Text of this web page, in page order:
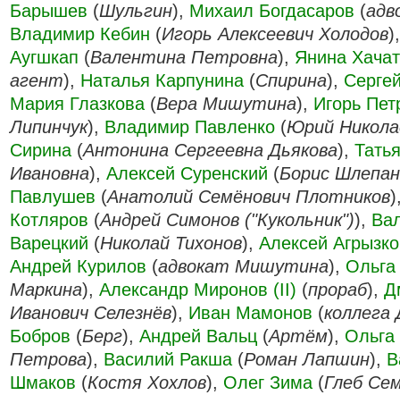
Барышев (Шульгин), Михаил Богдасаров (
Владимир Кебин (Игорь Алексеевич Холодов
Аугшкап (Валентина Петровна), Янина
агент), Наталья Карпунина (Спирина),
Мария Глазкова (Вера Мишутина), Игорь
Липинчук), Владимир Павленко (Юрий
Сирина (Антонина Сергеевна Дьякова),
Ивановна), Алексей Суренский (Борис
Павлушев (Анатолий Семёнович Плотников
Котляров (Андрей Симонов ("Кукольник")),
Варецкий (Николай Тихонов), Алексей
Андрей Курилов (адвокат Мишутина),
Маркина), Александр Миронов (II) (прораб),
Иванович Селезнёв), Иван Мамонов (коллега
Бобров (Берг), Андрей Вальц (Артём),
Петрова), Василий Ракша (Роман Лапшин),
Шмаков (Костя Хохлов), Олег Зима (Глеб